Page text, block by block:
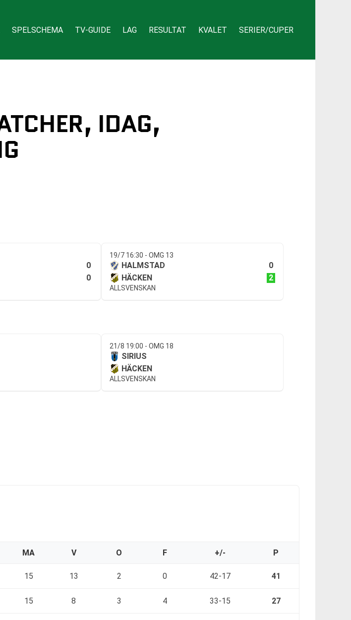
SPELSCHEMA TV-GUIDE LAG RESULTAT KVALET SERIER/CUPER
IDAG,
0
0
19/7 16:30 - OMG 13
HALMSTAD
0
HÄCKEN
2
ALLSVENSKAN
21/8 19:00 - OMG 18
SIRIUS
HÄCKEN
ALLSVENSKAN
MA V O F +/- P
15 13 2 0 42-17 41
15 8 3 4 33-15 27